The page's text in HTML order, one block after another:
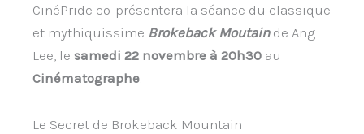
CinéPride co-présentera la séance du classique
et mythiquissime Brokeback Moutainde Ang
Lee, le samedi 22 novembre à 20h30 au
Cinématographe
Le Secret de Brokeback Mountain